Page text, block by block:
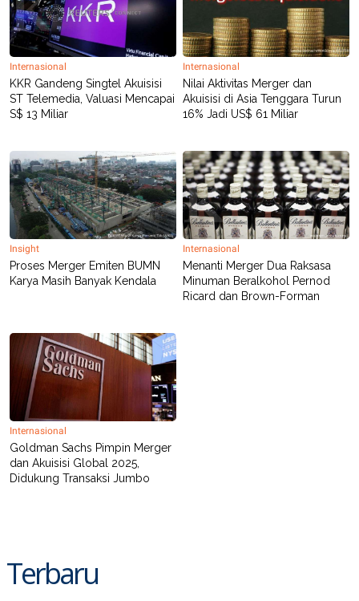
Internasional
KKR Gandeng Singtel Akuisisi
ST Telemedia, Valuasi Mencapai
S$ 13 Miliar
Internasional
Nilai Aktivitas Merger dan
Akuisisi di Asia Tenggara Turun
16% Jadi US$ 61 Miliar
Insight
Proses Merger Emiten BUMN
Karya Masih Banyak Kendala
Internasional
Menanti Merger Dua Raksasa
Minuman Beralkohol Pernod
Ricard dan Brown-Forman
Internasional
Goldman Sachs Pimpin Merger
dan Akuisisi Global 2025,
Didukung Transaksi Jumbo
Terbaru